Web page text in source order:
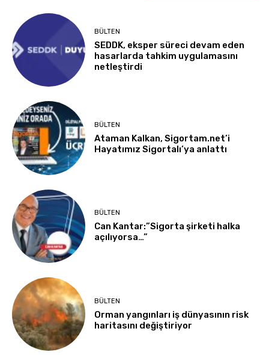
BÜLTEN
SEDDK, eksper süreci devam eden
hasarlarda tahkim uygulamasını
netleştirdi
BÜLTEN
Ataman Kalkan, Sigortam.net’i
Hayatımız Sigortalı’ya anlattı
BÜLTEN
Can Kantar:”Sigorta şirketi halka
açılıyorsa…”
BÜLTEN
Orman yangınları iş dünyasının risk
haritasını değiştiriyor